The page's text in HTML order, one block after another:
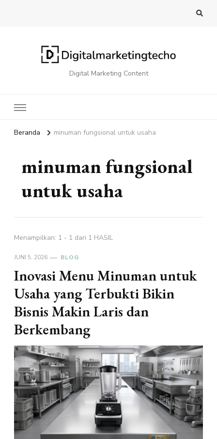
Digital Marketing Content
Beranda minuman fungsional untuk usaha
minuman fungsional
untuk usaha
Menampilkan: 1 - 1 dari 1 HASIL
JUNI 5, 2026 BLOG
Inovasi Menu Minuman untuk
Usaha yang Terbukti Bikin
Bisnis Makin Laris dan
Berkembang